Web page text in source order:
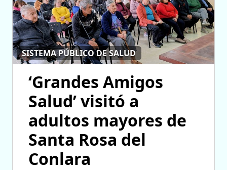
SISTEMA PÚBLICO DE SALUD
‘Grandes Amigos
Salud’ visitó a
adultos mayores de
Santa Rosa del
Conlara